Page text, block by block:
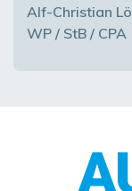
Alf-Christian
WP / StB / CPA